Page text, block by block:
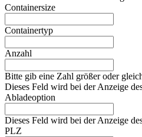
Containersize
Containertyp
Anzahl
Bitte gib eine Zahl größer oder
Dieses Feld wird bei der Anzeige
Abladeoption
Dieses Feld wird bei der Anzeige
PLZ